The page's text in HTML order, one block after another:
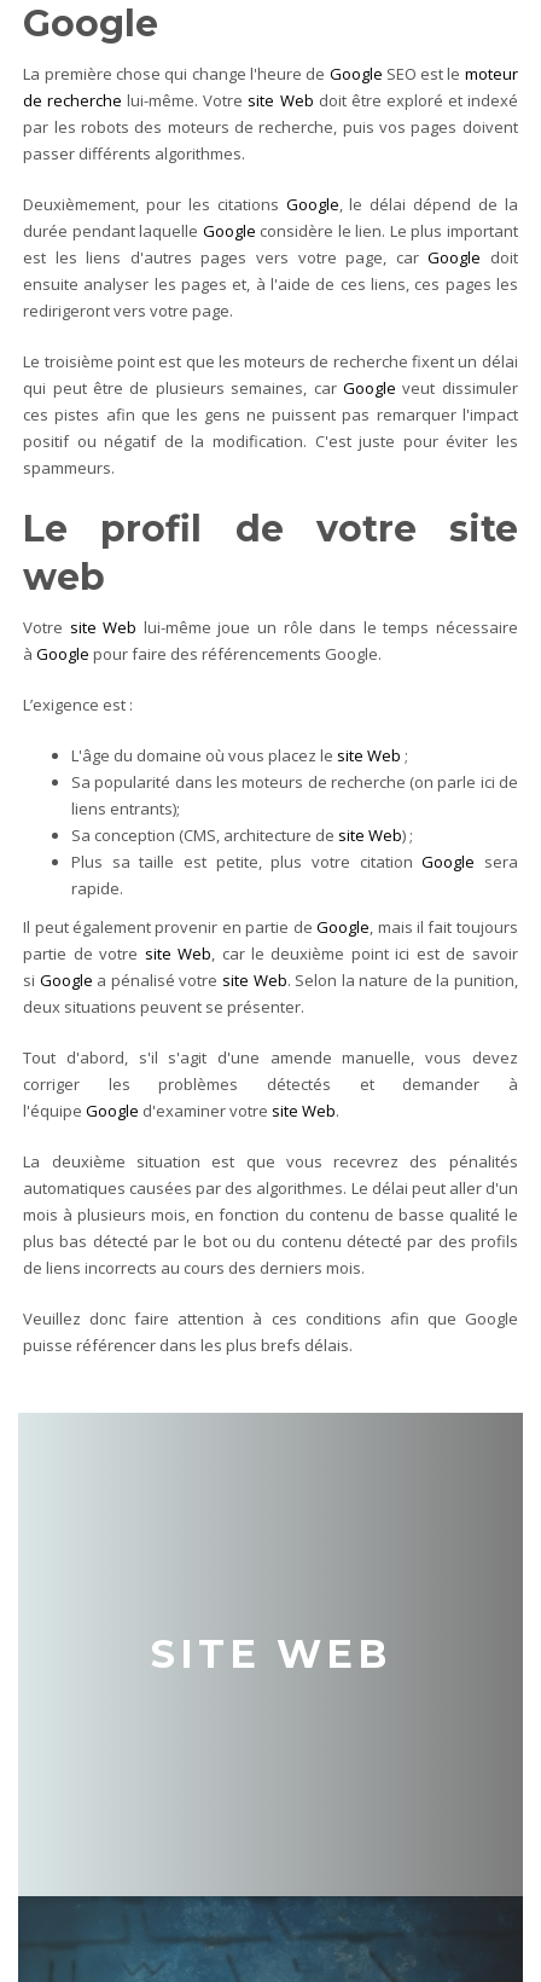
Google
La première chose qui change l'heure de Google SEO est le moteur
de recherche lui-même. Votre site Web doit être exploré et indexé
par les robots des moteurs de recherche, puis vos pages doivent
passer différents algorithmes.
Deuxièmement, pour les citations Google, le délai dépend de la
durée pendant laquelle Google considère le lien. Le plus important
est les liens d'autres pages vers votre page, carGoogle doit
ensuite analyser les pages et, à l'aide de ces liens, ces pages les
redirigeront vers votre page.
Le troisième point est que les moteurs de recherche fixent un délai
qui peut être de plusieurs semaines, carGoogle veut dissimuler
ces pistes afin que les gens ne puissent pas remarquer l'impact
positif ou négatif de la modification. C'est juste pour éviter les
spammeurs.
Le profil de votre site
web
Votre site Web lui-même joue un rôle dans le temps nécessaire
àGoogle pour faire des référencements Google.
L’exigence est :
L'âge du domaine où vous placez le site Web ;
Sa popularité dans les moteurs de recherche (on parle ici de
liens entrants);
Sa conception (CMS, architecture de site Web) ;
Plus sa taille est petite, plus votre citationGoogle sera
rapide.
Il peut également provenir en partie deGoogle, mais il fait toujours
partie de votre site Web, car le deuxième point ici est de savoir
si Google a pénalisé votre site Web. Selon la nature de la punition,
deux situations peuvent se présenter.
Tout d'abord, s'il s'agit d'une amende manuelle, vous devez
corriger les problèmes détectés et demander à
l'équipeGoogle d'examiner votre site Web.
La deuxième situation est que vous recevrez des pénalités
automatiques causées par des algorithmes. Le délai peut aller d'un
mois à plusieurs mois, en fonction du contenu de basse qualité le
plus bas détecté par le bot ou du contenu détecté par des profils
de liens incorrects au cours des derniers mois.
Veuillez donc faire attention à ces conditions afin que Google
puisse référencer dans les plus brefs délais.
SITE WEB